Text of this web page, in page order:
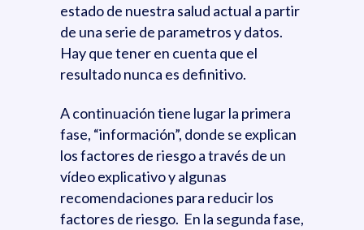
estado de nuestra salud actual a partir
de una serie de parametros y datos.
Hay que tener en cuenta que el
resultado nunca es definitivo.
A continuación tiene lugar la primera
fase, “información”, donde se explican
los factores de riesgo a través de un
vídeo explicativo y algunas
recomendaciones para reducir los
factores de riesgo. En la segunda fase,